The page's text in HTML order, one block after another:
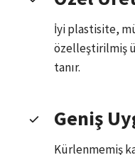
İyi plastisite,
özelleştirilmiş
tanır.
Geniş
Kürlenmemiş